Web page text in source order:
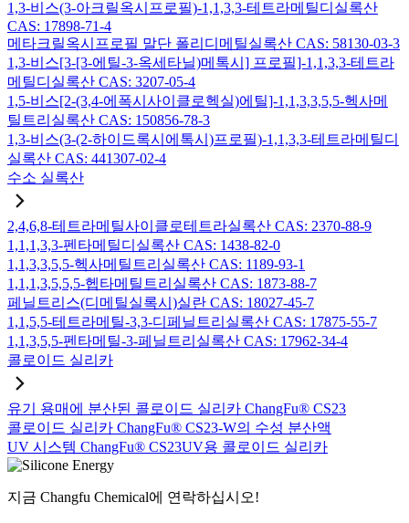
1,3-비스(3-아크릴옥시프로필)-1,1,3,3-테트라메틸디실록산
CAS: 17898-71-4
메타크릴옥시프로필 말단 폴리디메틸실록산 CAS: 58130-03-3
1,3-비스[3-[3-에틸-3-옥세타닐)메톡시] 프로필]-1,1,3,3-테트라
메틸디실록산 CAS: 3207-05-4
1,5-비스[2-(3,4-에폭시사이클로헥실)에틸]-1,1,3,3,5,5-헥사메
틸트리실록산 CAS: 150856-78-3
1,3-비스(3-(2-하이드록시에톡시)프로필)-1,1,3,3-테트라메틸디
실록산 CAS: 441307-02-4
수소 실록산
2,4,6,8-테트라메틸사이클로테트라실록산 CAS: 2370-88-9
1,1,1,3,3-펜타메틸디실록산 CAS: 1438-82-0
1,1,3,3,5,5-헥사메틸트리실록산 CAS: 1189-93-1
1,1,1,3,5,5,5-헵타메틸트리실록산 CAS: 1873-88-7
페닐트리스(디메틸실록시)실란 CAS: 18027-45-7
1,1,5,5-테트라메틸-3,3-디페닐트리실록산 CAS: 17875-55-7
1,1,3,5,5-펜타메틸-3-페닐트리실록산 CAS: 17962-34-4
콜로이드 실리카
유기 용매에 분산된 콜로이드 실리카 ChangFu® CS23
콜로이드 실리카 ChangFu® CS23-W의 수성 분산액
UV 시스템 ChangFu® CS23UV용 콜로이드 실리카
지금 Changfu Chemical에 연락하십시오!